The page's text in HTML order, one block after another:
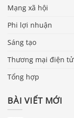
Mạng xã hội
Phi lợi nhuận
Sáng tạo
Thương mại điện tử
Tổng hợp
BÀI VIẾT MỚI